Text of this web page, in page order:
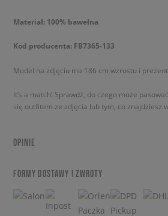
Materiał: 100% bawełna
Kod producenta: FB7365-133
Model na zdjęciu ma 186 cm wzrostu i
It’s a match! Sprawdź, do czego może
się outfitem ze zdjęcia lub tym, co znajdziesz
OPINIE
FORMY DOSTAWY I ZWROTY